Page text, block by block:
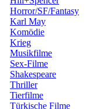
Horror/SF/Fantasy
Karl May
Komödie
Krieg
Musikfilme
Sex-Filme
Shakespeare
Thriller
Tierfilme
Türkische Filme